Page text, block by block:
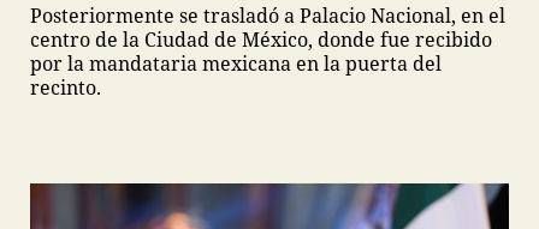
Posteriormente se trasladó a Palacio Nacional, en el
centro de la Ciudad de México, donde fue recibido
por la mandataria mexicana en la puerta del
recinto.